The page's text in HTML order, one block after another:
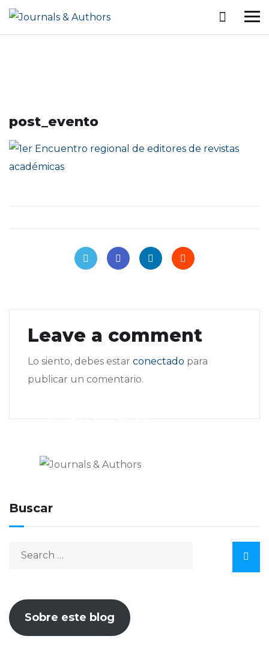
post_evento
Leave a comment
Lo siento, debes estar conectado para
publicar un comentario.
El blog de los editores para
Buscar
Sobre este blog